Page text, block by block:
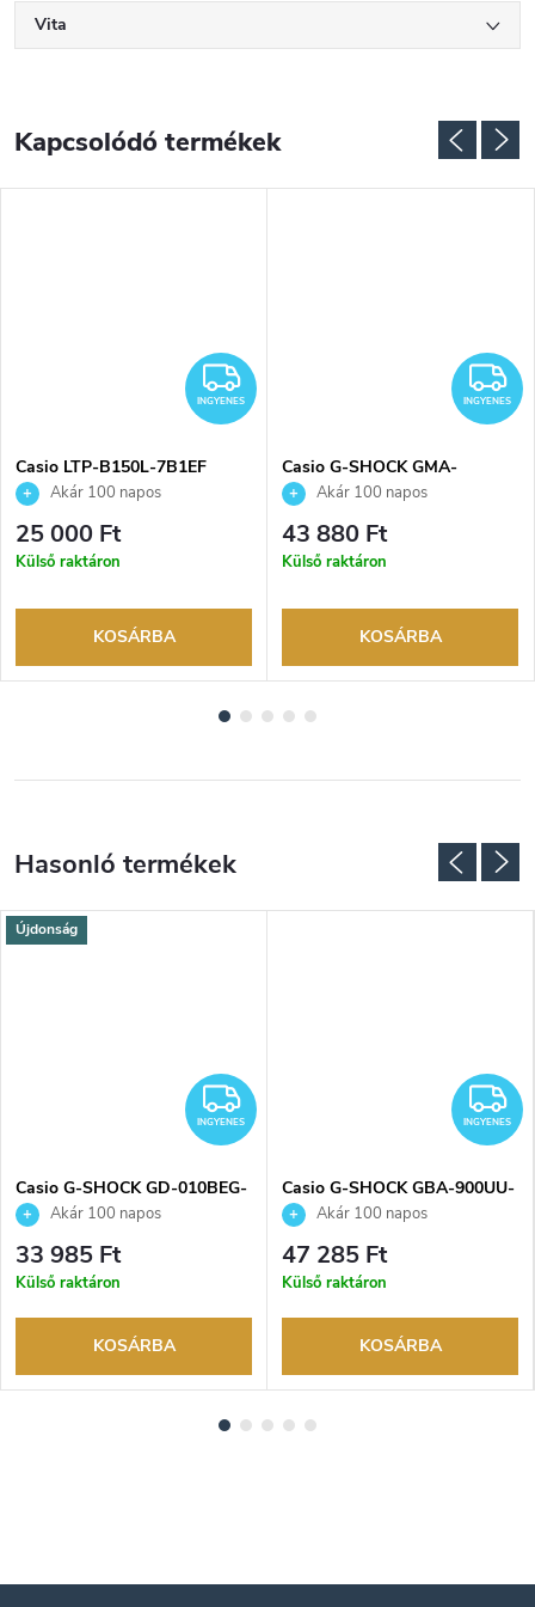
Vita
Kapcsolódó termékek
INGYENES
INGYENES
Casio LTP-B150L-7B1EF
karóraAkár 100 napos
visszaküldési lehetőség. Hivatalos
márkakereskedő.
25 000 Ft
Külső raktáron
KOSÁRBA
INGYENES
Casio G-SHOCK GMA-
P2100SG-1AER karóra
Akár 100 napos
visszaküldési lehetőség. Hivatalos
márkakereskedő.
43 880 Ft
Külső raktáron
KOSÁRBA
Újdonság
INGYENES
INGYENES
Casio G-SHOCK GD-010BEG-
1ER karóra
Akár 100 napos
visszaküldési lehetőség. Hivatalos
márkakereskedő.
33 985 Ft
Külső raktáron
KOSÁRBA
INGYENES
Casio G-SHOCK GBA-900UU-
3AER karóra
Akár 100 napos
visszaküldési lehetőség. Hivatalos
márkakereskedő.
47 285 Ft
Külső raktáron
KOSÁRBA